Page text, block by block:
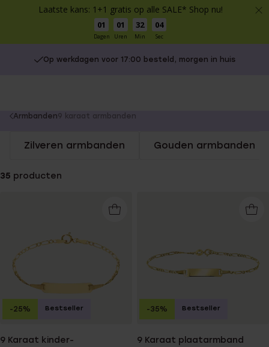
Laatste kans: 1+1 gratis op alle SALE* Shop nu!
01
Dagen
01
Uren
32
Min
03
Sec
Op werkdagen voor 17:00 besteld, morgen in huis
You
here:
Armbanden9 karaat armbanden
Zilveren armbanden Gouden armbanden
35 producten
9 Karaat kinder-
-25% Bestseller
9 Karaat plaatarmband
-35% Bestseller